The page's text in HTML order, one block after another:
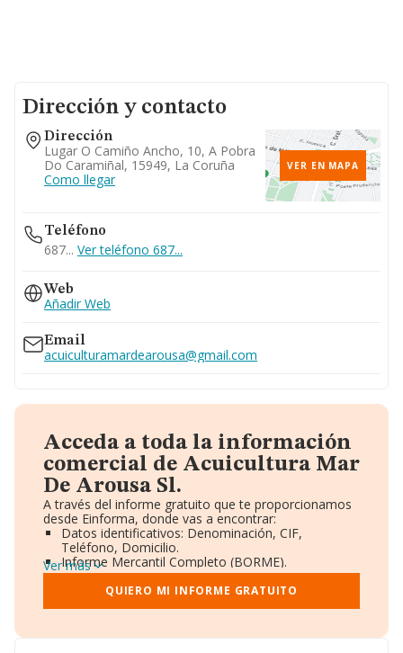
Dirección y contacto
Dirección
Lugar O Camiño Ancho, 10, A Pobra
Do Caramiñal, 15949, La Coruña
Como llegar
VER EN MAPA
Teléfono
687... Ver teléfono 687...
Web
Añadir Web
Email
acuiculturamardearousa@gmail.com
Acceda a toda la información
comercial de Acuicultura Mar
De Arousa Sl.
A través del informe gratuito que te proporcionamos
desde Einforma, donde vas a encontrar:
Datos identificativos: Denominación, CIF,
Teléfono, Domicilio.
Informe Mercantil Completo (BORME).
Gráficos de Evolución Ventas y Empleados.
Consejo de Administración y Administradores.
Directivos y Ejecutivos.
Ver más
QUIERO MI INFORME GRATUITO